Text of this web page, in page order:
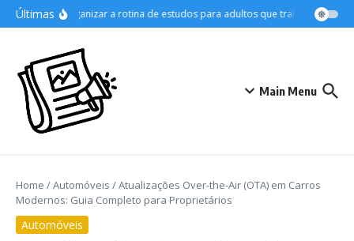
Ir para o conteúdo
Últimas
Como organizar a rotina de estudos para adultos que trabalham As
Main Menu
Home /Automóveis /Atualizações Over-the-Air (OTA) em Carros
Modernos: Guia Completo para Proprietários
Automóveis